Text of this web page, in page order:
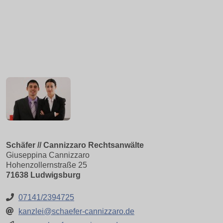
Schäfer // Cannizzaro Rechtsanwälte
Giuseppina Cannizzaro
Hohenzollernstraße 25
71638 Ludwigsburg
07141/2394725
kanzlei@schaefer-cannizzaro.de